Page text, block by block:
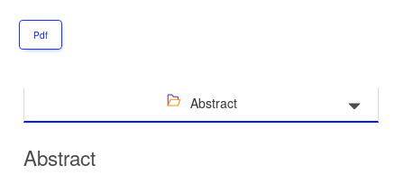
Pdf
Abstract
Abstract